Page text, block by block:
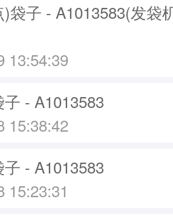
袋子 - A1013583(发袋
13:54:39
- A1013583
15:38:42
- A1013583
15:23:31